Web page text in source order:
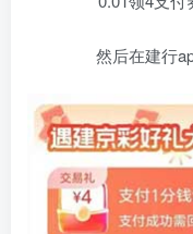
然后在建行